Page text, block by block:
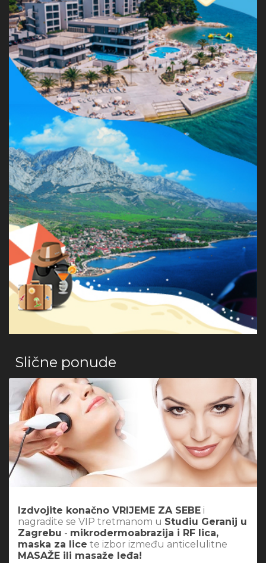
Slične ponude
Izdvojite konačno VRIJEME ZA SEBE i
nagradite se VIP tretmanom u Studiu Geranij u
Zagrebu - mikrodermoabrazija i RF lica,
maska za lice te izbor između anticelulitne
MASAŽE ili masaže leđa!